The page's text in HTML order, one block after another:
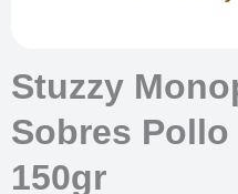
Stuzzy
Sobres
150gr